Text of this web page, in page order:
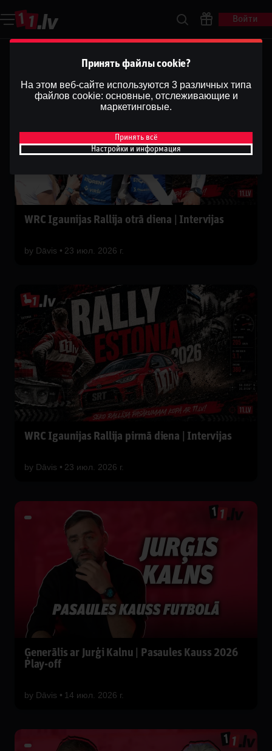
Войти
WRC Igaunijas Rallija otrā diena | Intervijas
by Dāvis 23 июл. 2026 г.
WRC Igaunijas Rallija pirmā diena | Intervijas
by Dāvis 23 июл. 2026 г.
Ģenerālis ar Jurģi Kalnu | Pasaules Kauss 2026
Play-off
by Dāvis 14 июл. 2026 г.
Принять файлы cookie?
На этом веб-сайте используются 3 различных типа
файлов cookie: основные, отслеживающие и
маркетинговые.
Принять всё
Настройки и информация